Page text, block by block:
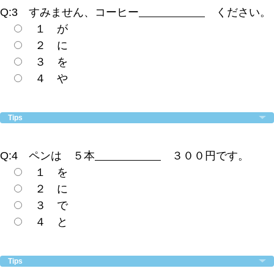
Q:3 すみません、コーヒー
ください。
１ が
２ に
３ を
４ や
Tips
Q:4 ペンは ５本
３００円です。
１ を
２ に
３ で
４ と
Tips